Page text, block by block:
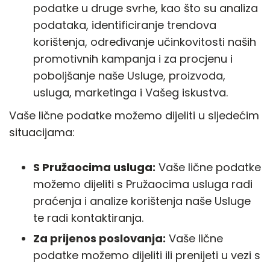
podatke u druge svrhe, kao što su analiza
podataka, identificiranje trendova
korištenja, određivanje učinkovitosti naših
promotivnih kampanja i za procjenu i
poboljšanje naše Usluge, proizvoda,
usluga, marketinga i Vašeg iskustva.
Vaše lične podatke možemo dijeliti u sljedećim
situacijama:
S Pružaocima usluga: Vaše lične podatke
možemo dijeliti s Pružaocima usluga radi
praćenja i analize korištenja naše Usluge
te radi kontaktiranja.
Za prijenos poslovanja: Vaše lične
podatke možemo dijeliti ili prenijeti u vezi s